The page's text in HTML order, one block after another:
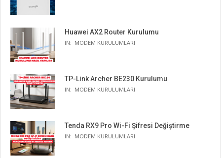
Huawei AX2 Router Kurulumu
IN: MODEM KURULUMLARI
TP-Link Archer BE230 Kurulumu
IN: MODEM KURULUMLARI
Tenda RX9 Pro Wi-Fi Şifresi Değiştirme
IN: MODEM KURULUMLARI